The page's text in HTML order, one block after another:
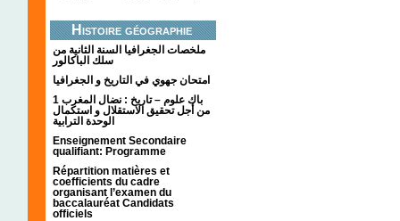
Histoire géographie
ملخصات الجغرافيا السنة الثانية من
سلك الباكالور
امتحان جهوي في التاريخ و الجغرافيا
1 باك علوم – تاريخ : نضال المغرب
من أجل تحقيق الاستقلال و استكمال
الوحدة الترابية
Enseignement Secondaire
qualifiant: Programme
Répartition matières et
coefficients du cadre
organisant l’examen du
baccalauréat Candidats
officiels